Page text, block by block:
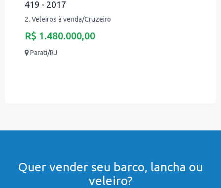
419 - 2017
2. Veleiros à venda/Cruzeiro
R$ 1.480.000,00
Parati/RJ
Quer vender seu barco, lancha ou
veleiro?